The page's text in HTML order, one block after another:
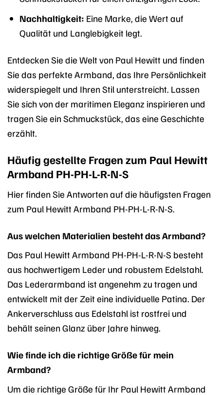
Nachhaltigkeit: Eine Marke, die Wert auf
Qualität und Langlebigkeit legt.
Entdecken Sie die Welt von Paul Hewitt und finden
Sie das perfekte Armband, das Ihre Persönlichkeit
widerspiegelt und Ihren Stil unterstreicht. Lassen
Sie sich von der maritimen Eleganz inspirieren und
tragen Sie ein Schmuckstück, das eine Geschichte
erzählt.
Häufig gestellte Fragen zum Paul Hewitt
Armband PH-PH-L-R-N-S
Hier finden Sie Antworten auf die häufigsten Fragen
zum Paul Hewitt Armband PH-PH-L-R-N-S.
Aus welchen Materialien besteht das Armband?
Das Paul Hewitt Armband PH-PH-L-R-N-S besteht
aus hochwertigem Leder und robustem Edelstahl.
Das Lederarmband ist angenehm zu tragen und
entwickelt mit der Zeit eine individuelle Patina. Der
Ankerverschluss aus Edelstahl ist rostfrei und
behält seinen Glanz über Jahre hinweg.
Wie finde ich die richtige Größe für mein
Armband?
Um die richtige Größe für Ihr Paul Hewitt Armband